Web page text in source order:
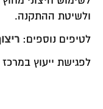
ולשיטת ההתקנה.
לטיפים נוספים:
לפגישת ייעוץ